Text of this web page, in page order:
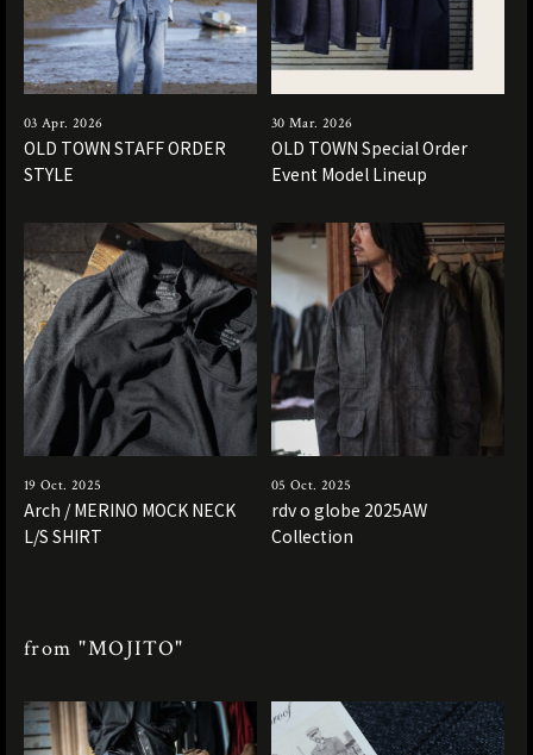
03 Apr. 2026
OLD TOWN STAFF ORDER
STYLE
30 Mar. 2026
OLD TOWN Special Order
Event Model Lineup
19 Oct. 2025
Arch / MERINO MOCK NECK
L/S SHIRT
05 Oct. 2025
rdv o globe 2025AW
Collection
from "MOJITO"